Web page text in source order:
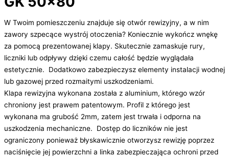
W Twoim pomieszczeniu znajduje się otwór rewizyjny, a w nim
zawory szpecące wystrój otoczenia? Koniecznie wykończ wnękę
za pomocą prezentowanej klapy. Skutecznie zamaskuje rury,
liczniki lub odpływy dzięki czemu całość będzie wyglądała
estetycznie. Dodatkowo zabezpieczysz elementy instalacji wodnej
lub gazowej przed rozmaitymi uszkodzeniami.
Klapa rewizyjna wykonana została z aluminium, którego wzór
chroniony jest prawem patentowym. Profil z którego jest
wykonana ma grubość 2mm, zatem jest trwała i odporna na
uszkodzenia mechaniczne. Dostęp do liczników nie jest
ograniczony ponieważ błyskawicznie otworzysz rewizję poprzez
naciśnięcie jej powierzchni a linka zabezpieczająca ochroni przed